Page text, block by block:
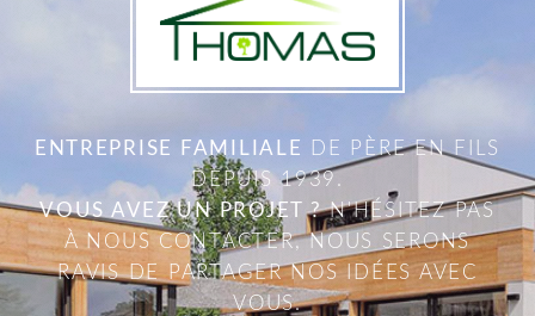
ENTREPRISE FAMILIALE
DE PÈRE EN FILS
DEPUIS 1939.
VOUS AVEZ UN PROJET ?N'HÉSITEZ PAS
À NOUS CONTACTER, NOUS SERONS
RAVIS DE PARTAGER NOS IDÉES AVEC
VOUS.